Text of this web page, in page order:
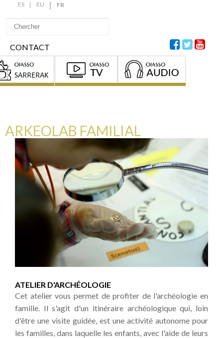
ES EU FR
CONTACT
ARKEOLAB FAMILIAL
ATELIER D'ARCHÉOLOGIE
Cet atelier vous permet de profiter de l'archéologie en
famille. Il s'agit d'un itinéraire archéologique qui, loin
d'être une visite guidée, est une activité autonome pour
les familles, dans laquelle les enfants, avec l'aide de leurs